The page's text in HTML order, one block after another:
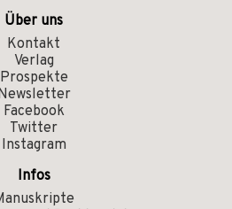
Über uns
Kontakt
Verlag
Prospekte
Facebook
Twitter
Instagram
Infos